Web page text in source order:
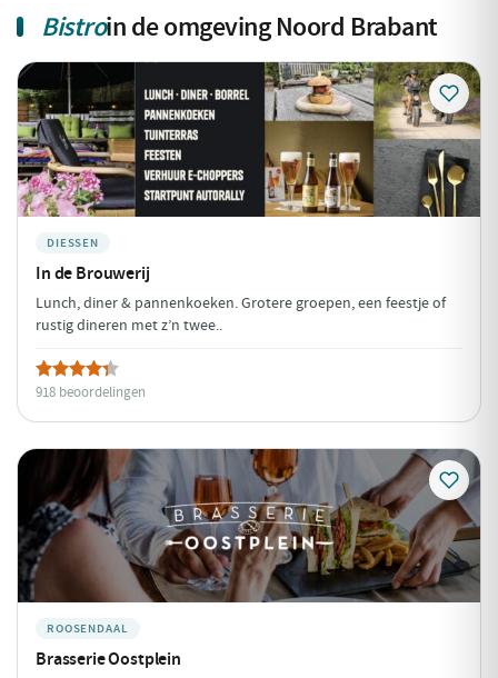
Bistroin de omgeving Noord Brabant
DIESSEN
In de Brouwerij
Lunch, diner & pannenkoeken. Grotere groepen, een feestje of
rustig dineren met z’n twee..
918 beoordelingen
ROOSENDAAL
Brasserie Oostplein